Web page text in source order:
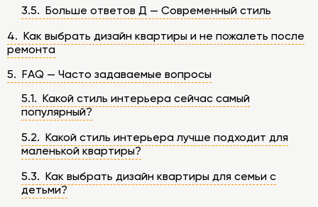
3.5. Больше ответов Д — Современный стиль
4. Как выбрать дизайн квартиры и не пожалеть после
ремонта
5. FAQ — Часто задаваемые вопросы
5.1. Какой стиль интерьера сейчас самый
популярный?
5.2. Какой стиль интерьера лучше подходит для
маленькой квартиры?
5.3. Как выбрать дизайн квартиры для семьи с
детьми?